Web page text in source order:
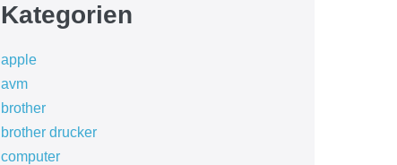
Kategorien
apple
avm
brother
brother drucker
computer